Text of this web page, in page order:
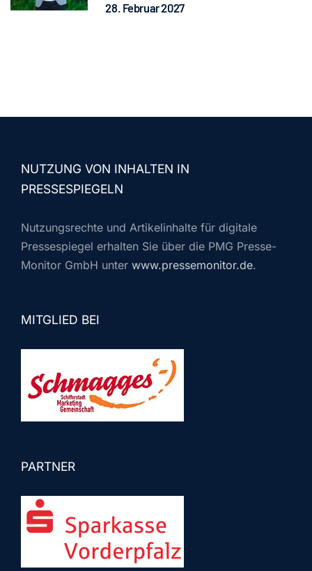
28. Februar 2027
NUTZUNG VON INHALTEN IN
PRESSESPIEGELN
Nutzungsrechte und Artikelinhalte für digitale
Pressespiegel erhalten Sie über die PMG Presse-
Monitor GmbH unter www.pressemonitor.de.
MITGLIED BEI
PARTNER